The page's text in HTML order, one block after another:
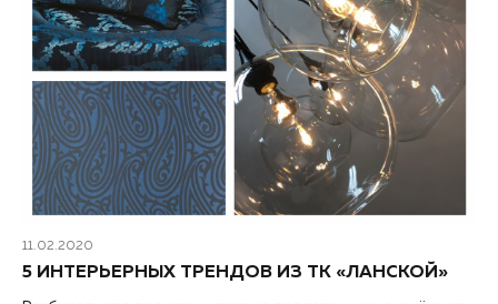
11.02.2020
5 ИНТЕРЬЕРНЫХ ТРЕНДОВ ИЗ ТК «ЛАНСКОЙ»